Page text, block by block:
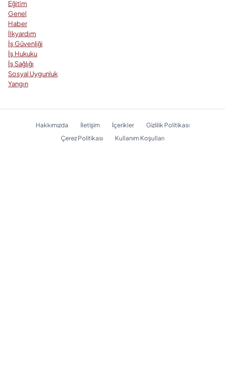
Eğitim
Genel
Haber
İlkyardım
İş Güvenliği
İş Hukuku
İş Sağlığı
Sosyal Uygunluk
Yangın
Hakkımızda İletişim İçerikler
Gizlilik Politikası
Çerez Politikası
Kullanım Koşulları